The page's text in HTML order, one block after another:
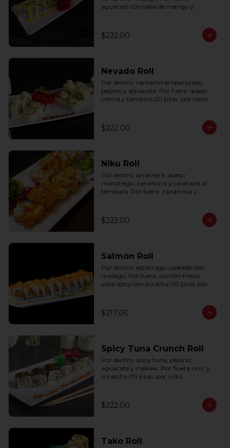
aguacate con salsa de mango y
$222.00
Nevado Roll
Por dentro: camarón empanizado,
pepino y aguacate. Por fuera: queso
crema y tampico (10 pzas. por rollo).
$222.00
Niku Roll
Por dentro: arrachera, queso
manchego, zanahoria y calabaza al
tempura. Por fuera: zanahoria y
$222.00
Salmón Roll
Por dentro: espárrago capeado con
masago. Por fuera: salmón fresco,
salsa spicy con sriracha (10 pzas. por
$217.00
Spicy Tuna Crunch Roll
Por dentro: spicy tuna, pepino,
aguacate y mekaki. Por fiuera nori: y
srirascha (10 pzas. por rollo).
$222.00
Tako Roll